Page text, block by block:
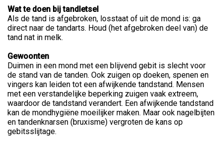
Wat te doen bij tandletsel
Als de tand is afgebroken, losstaat of uit de mond is: ga
direct naar de tandarts. Houd (het afgebroken deel van) de
tand nat in melk.
Gewoonten
Duimen in een mond met een blijvend gebit is slecht voor
de stand van de tanden. Ook zuigen op doeken, spenen en
vingers kan leiden tot een afwijkende tandstand. Mensen
met een verstandelijke beperking zuigen vaak extreem,
waardoor de tandstand verandert. Een afwijkende tandstand
kan de mondhygiëne moeilijker maken. Maar ook nagelbijten
en tandenknarsen (bruxisme) vergroten de kans op
gebitsslijtage.